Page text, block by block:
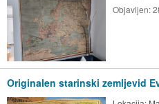
Objavljen:
Originalen starinski zemljevid